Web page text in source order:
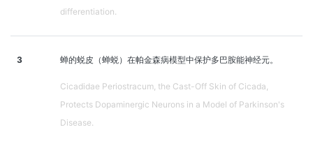
differentiation.
3 蝉的蜕皮（蝉蜕）在帕金森病模型中保护多巴胺能神经元。
Cicadidae Periostracum, the Cast-Off Skin of Cicada,
Protects Dopaminergic Neurons in a Model of Parkinson's
Disease.